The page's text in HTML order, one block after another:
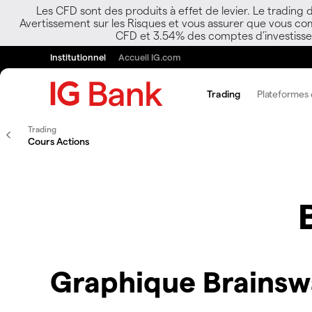
Les CFD sont des produits à effet de levier. Le
Avertissement sur les Risques et vous assurer que vous
CFD et 3.54% des comptes
Institutionnel Accueil IG.com
Trading Plateformes
Trading
Cours Actions
Graphique